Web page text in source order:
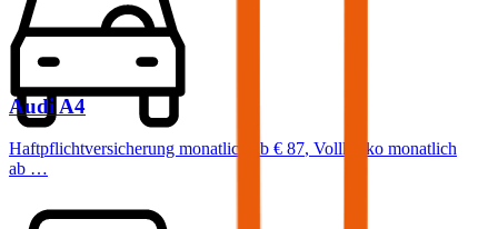
Audi A4
Haftpflichtversicherung monatlich ab € 87, Vollkasko monatlich
ab …